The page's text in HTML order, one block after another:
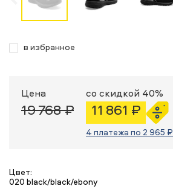
в избранное
Цена
19 768 ₽
со скидкой 40%
11 861 ₽
4 платежа по 2 965 ₽
Цвет:
020 black/black/ebony